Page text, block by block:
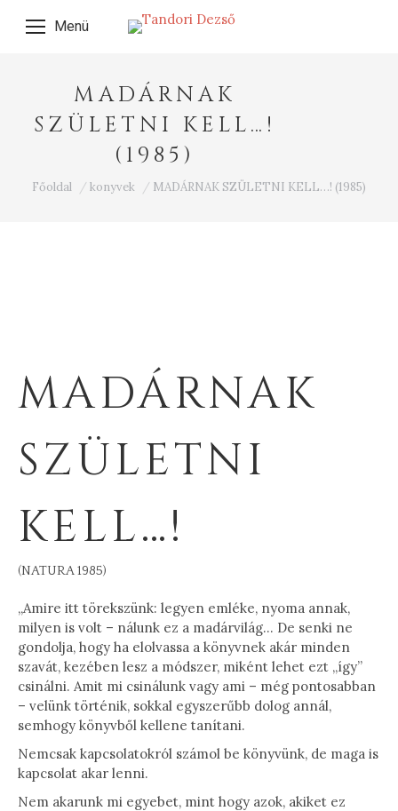
Menü
MADÁRNAK
SZÜLETNI KELL…!
(1985)
Ön itt van:
Főoldal konyvek MADÁRNAK SZÜLETNI KELL…! (1985)
MADÁRNAK
SZÜLETNI
KELL…!
(NATURA 1985)
„Amire itt törekszünk: legyen emléke, nyoma annak,
milyen is volt – nálunk ez a madárvilág… De senki ne
gondolja, hogy ha elolvassa a könyvnek akár minden
szavát, kezében lesz a módszer, miként lehet ezt „így”
csinálni. Amit mi csinálunk vagy ami – még pontosabban
– velünk történik, sokkal egyszerűbb dolog annál,
semhogy könyvből kellene tanítani.
Nemcsak kapcsolatokról számol be könyvünk, de maga is
kapcsolat akar lenni.
Nem akarunk mi egyebet, mint hogy azok, akiket ez